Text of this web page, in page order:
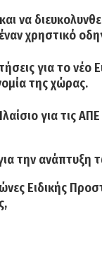
να
χρηστικό
για το νέο
της χώρας.
για τις
την
Ειδικής